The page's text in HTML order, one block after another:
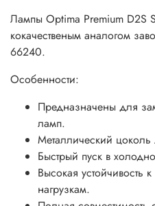
Лампы Optima Premium D2S
кокачественым аналогом
66240.
Особенности:
Предназначены для
ламп.
Металлический
Быстрый пуск в
Высокая устойчивость
нагрузкам.